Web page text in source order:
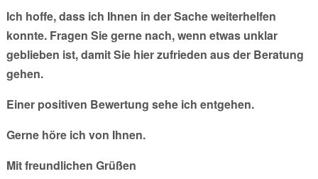
Ich hoffe, dass ich Ihnen in der Sache weiterhelfen
konnte. Fragen Sie gerne nach, wenn etwas unklar
geblieben ist, damit Sie hier zufrieden aus der Beratung
gehen.
Einer positiven Bewertung sehe ich entgehen.
Gerne höre ich von Ihnen.
Mit freundlichen Grüßen